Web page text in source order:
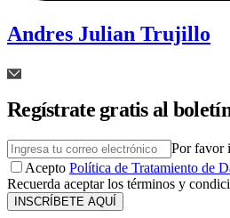
Andres Julian Trujillo
Regístrate gratis al
Por favor
Acepto Política de Tratamiento de
Recuerda aceptar los términos y
INSCRÍBETE AQUÍ